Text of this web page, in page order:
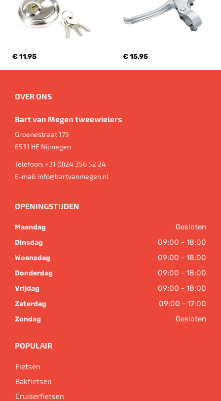
€ 11,95 € 15,95
OVER ONS
Bart van Megen tweewielers
Groenestraat 175
6531 HE Nijmegen
Telefoon:+31 (0)24 356 52 24
E-mail: info@bartvanmegen.nl
OPENINGSTIJDEN
Maandag Gesloten
Dinsdag 09:00 - 18:00
Woensdag 09:00 - 18:00
Donderdag 09:00 - 18:00
Vrijdag 09:00 - 18:00
Zaterdag 09:00 - 17:00
Zondag Gesloten
POPULAIR
Fietsen
Bakfietsen
Cruiserfietsen